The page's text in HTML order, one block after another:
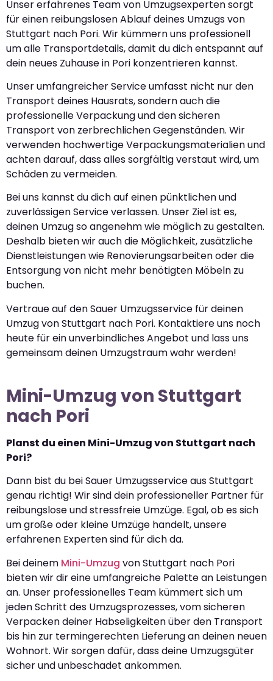
Unser erfahrenes Team von Umzugsexperten sorgt
für einen reibungslosen Ablauf deines Umzugs von
Stuttgart nach Pori. Wir kümmern uns professionell
um alle Transportdetails, damit du dich entspannt auf
dein neues Zuhause in Pori konzentrieren kannst.
Unser umfangreicher Service umfasst nicht nur den
Transport deines Hausrats, sondern auch die
professionelle Verpackung und den sicheren
Transport von zerbrechlichen Gegenständen. Wir
verwenden hochwertige Verpackungsmaterialien und
achten darauf, dass alles sorgfältig verstaut wird, um
Schäden zu vermeiden.
Bei uns kannst du dich auf einen pünktlichen und
zuverlässigen Service verlassen. Unser Ziel ist es,
deinen Umzug so angenehm wie möglich zu gestalten.
Deshalb bieten wir auch die Möglichkeit, zusätzliche
Dienstleistungen wie Renovierungsarbeiten oder die
Entsorgung von nicht mehr benötigten Möbeln zu
buchen.
Vertraue auf den Sauer Umzugsservice für deinen
Umzug von Stuttgart nach Pori. Kontaktiere uns noch
heute für ein unverbindliches Angebot und lass uns
gemeinsam deinen Umzugstraum wahr werden!
Mini-Umzug von Stuttgart
nach Pori
Planst du einen Mini-Umzug von Stuttgart nach
Pori?
Dann bist du bei Sauer Umzugsservice aus Stuttgart
genau richtig! Wir sind dein professioneller Partner für
reibungslose und stressfreie Umzüge. Egal, ob es sich
um große oder kleine Umzüge handelt, unsere
erfahrenen Experten sind für dich da.
Bei deinem Mini-Umzug von Stuttgart nach Pori
bieten wir dir eine umfangreiche Palette an Leistungen
an. Unser professionelles Team kümmert sich um
jeden Schritt des Umzugsprozesses, vom sicheren
Verpacken deiner Habseligkeiten über den Transport
bis hin zur termingerechten Lieferung an deinen neuen
Wohnort. Wir sorgen dafür, dass deine Umzugsgüter
sicher und unbeschadet ankommen.